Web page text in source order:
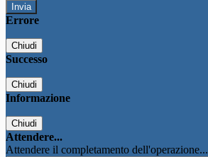
Errore
Chiudi
Successo
Chiudi
Informazione
Chiudi
Attendere...
Attendere il completamento dell'operazione...